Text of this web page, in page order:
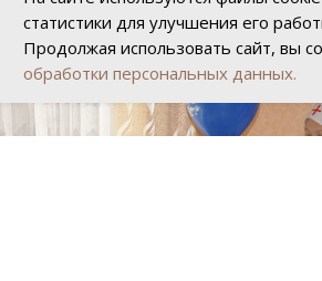
статистики для улучшения его
Продолжая использовать сайт, вы
обработки персональных данных.